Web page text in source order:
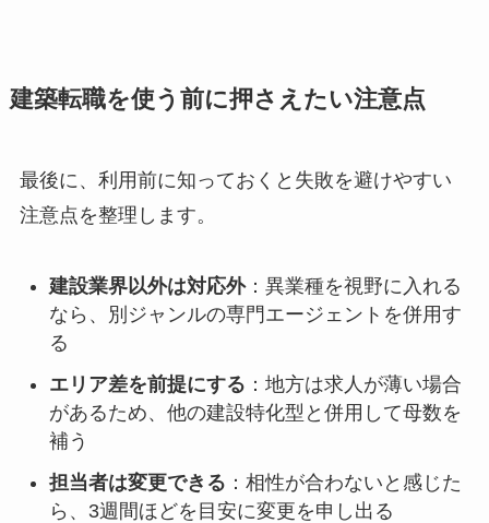
建築転職を使う前に押さえたい注意点
最後に、利用前に知っておくと失敗を避けやすい
注意点を整理します。
建設業界以外は対応外：異業種を視野に入れる
なら、別ジャンルの専門エージェントを併用す
る
エリア差を前提にする ：地方は求人が薄い場合
があるため、他の建設特化型と併用して母数を
補う
担当者は変更できる ：相性が合わないと感じた
ら、3週間ほどを目安に変更を申し出る